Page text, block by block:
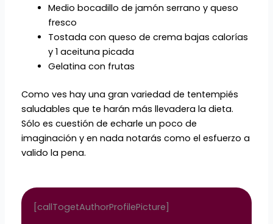
Medio bocadillo de jamón serrano y queso
fresco
Tostada con queso de crema bajas calorías
y 1 aceituna picada
Gelatina con frutas
Como ves hay una gran variedad de tentempiés
saludables que te harán más llevadera la dieta.
Sólo es cuestión de echarle un poco de
imaginación y en nada notarás como el esfuerzo a
valido la pena.
[callTogetAuthorProfilePicture]